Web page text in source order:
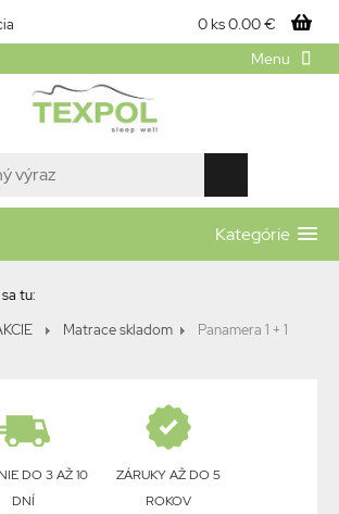
0 ks0.00 €
Menu
Kategórie
tu:
Matrace skladom Panamera 1 + 1
DO 3 AŽ 10
DNÍ
ZÁRUKY AŽ DO 5
ROKOV